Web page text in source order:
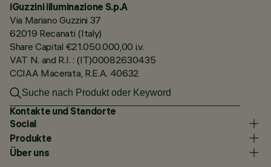
iGuzzini illuminazione S.p.A
Via Mariano Guzzini 37
62019 Recanati (Italy)
Share Capital €21.050.000,00 i.v.
VAT N. and R.I. : (IT)00082630435
CCIAA Macerata, R.E.A. 40632
Kontakte und Standorte
Social
Produkte
Über uns